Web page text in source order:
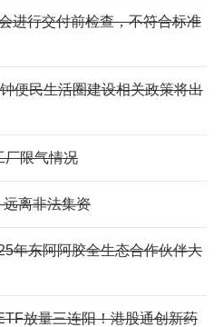
进行交付前检查，不符合标准
便民生活圈建设相关政策将出
厂限气情况
离非法集资
年东阿阿胶全生态合作伙伴大
放量三连阳！港股通创新药